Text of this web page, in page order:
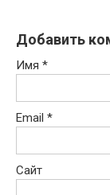
Добавить
Имя *
Email *
Сайт